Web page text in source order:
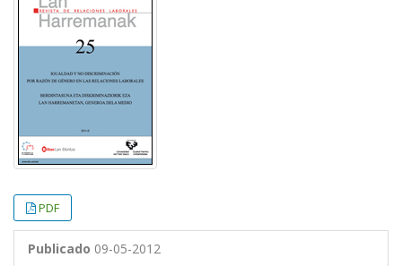
PDF
Publicado 09-05-2012